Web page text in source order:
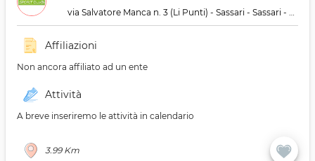
via Salvatore Manca n. 3 (Li Punti) - Sassari - Sassari - 07100
Affiliazioni
Non ancora affiliato ad un ente
Attività
A breve inseriremo le attività in calendario
3.99 Km